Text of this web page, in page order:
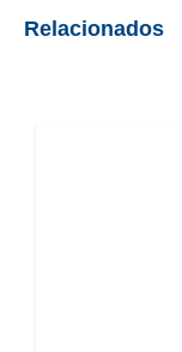
Relacionados